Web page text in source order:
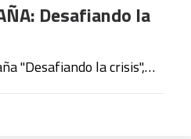
Desafiando la
"Desafiando la crisis",…